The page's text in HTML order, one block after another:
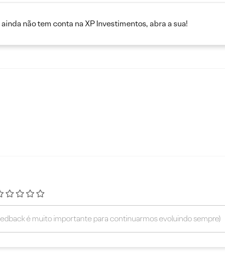
não tem conta na XP Investimentos, abra a sua!